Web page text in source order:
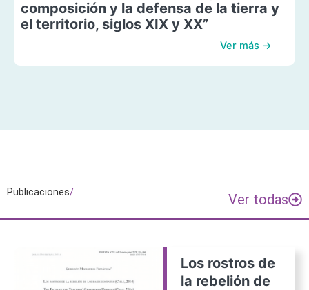
composición y la defensa de la tierra y
el territorio, siglos XIX y XX”
Ver más →
Publicaciones/ Ver todas
Los rostros de
la rebelión de